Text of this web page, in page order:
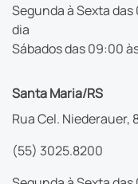
Segunda à Sexta
dia
Sábados das 09:00
Santa Maria/RS
Rua Cel. Niederauer,
(55) 3025.8200